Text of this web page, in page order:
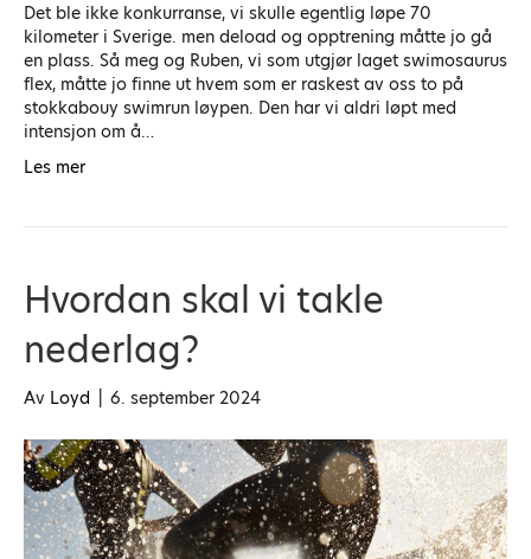
Det ble ikke konkurranse, vi skulle egentlig løpe 70
kilometer i Sverige. men deload og opptrening måtte jo gå
en plass. Så meg og Ruben, vi som utgjør laget swimosaurus
flex, måtte jo finne ut hvem som er raskest av oss to på
stokkabouy swimrun løypen. Den har vi aldri løpt med
intensjon om å…
Les mer
Hvordan skal vi takle
nederlag?
Av Loyd 6. september 2024